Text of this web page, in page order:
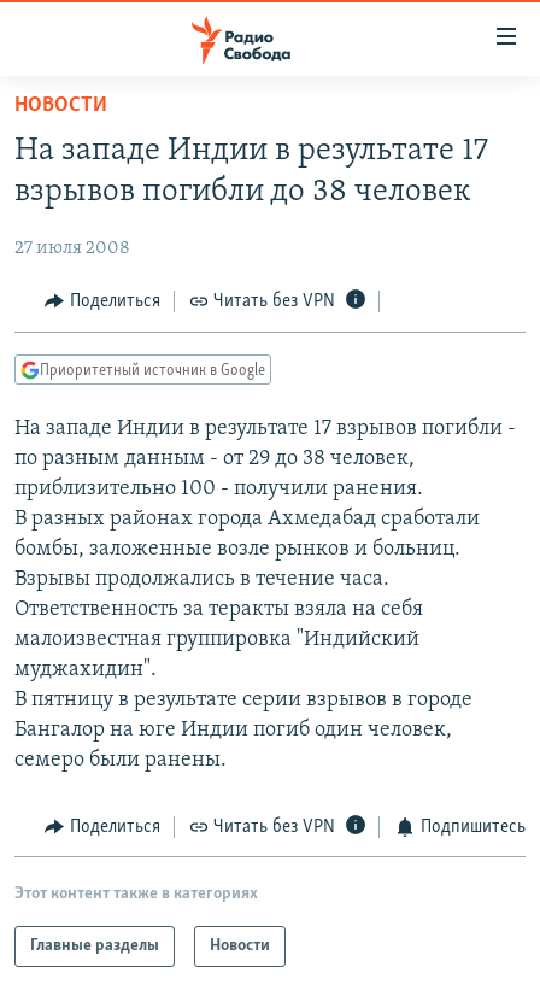
упрощенного
доступа
основному
Вернутся
главной
навигации
Вернутся
поиску
ПОДКАСТЫ
АВТОРСКИЕ ПРОЕКТЫ
ЦИТАТЫ СВОБОДЫ
МНЕНИЯ
IDEL.РЕАЛИИ
КАВКАЗ.РЕАЛИИ
СЕВЕР.РЕАЛИИ
СИБИРЬ.РЕАЛИИ
РАСПИСАНИЕ ВЕЩАНИЯ
ПОДПИШИТЕСЬ НА РАССЫЛКУ
СОЦИАЛЬНЫЕ СЕТИ
Все сайты РСЕ/РС
НОВОСТИ
На западе Индии в результате 17
взрывов погибли до 38 человек
27 июля 2008
Поделиться Читать без VPN
Приоритетный источник в Google
На западе Индии в результате 17 взрывов погибли -
по разным данным - от 29 до 38 человек,
приблизительно 100 - получили ранения.
В разных районах города Ахмедабад сработали
бомбы, заложенные возле рынков и больниц.
Взрывы продолжались в течение часа.
Ответственность за теракты взяла на себя
малоизвестная группировка "Индийский
муджахидин".
В пятницу в результате серии взрывов в городе
Бангалор на юге Индии погиб один человек,
семеро были ранены.
Поделиться Читать без VPN Подпишитесь
Этот контент также в категориях
Главные разделы Новости